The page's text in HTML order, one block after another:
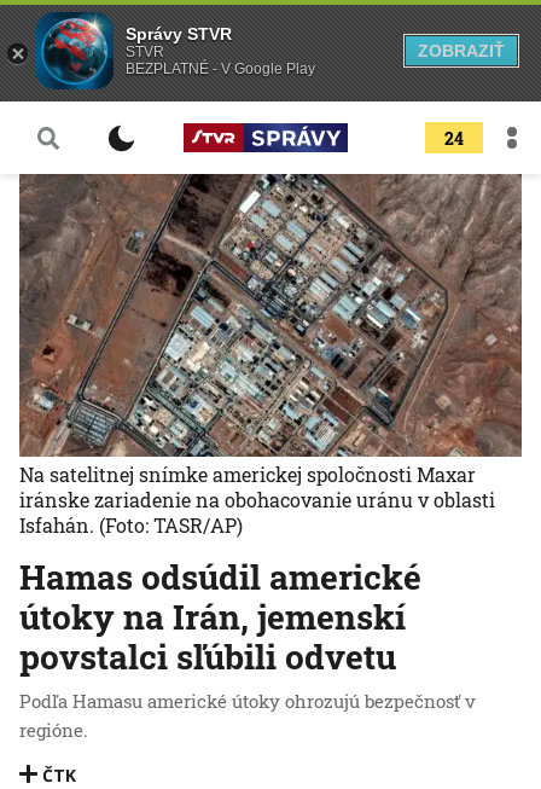
24
Hamas odsúdil americké
útoky na Irán, jemenskí
povstalci sľúbili odvetu
Podľa Hamasu americké útoky ohrozujú bezpečnosť v
regióne.
ČTK
Na satelitnej snímke americkej spoločnosti Maxar
iránske zariadenie na obohacovanie uránu v oblasti
Isfahán. (Foto: TASR/AP)
Správy STVR
STVR
BEZPLATNÉ - V Google Play
ZOBRAZIŤ